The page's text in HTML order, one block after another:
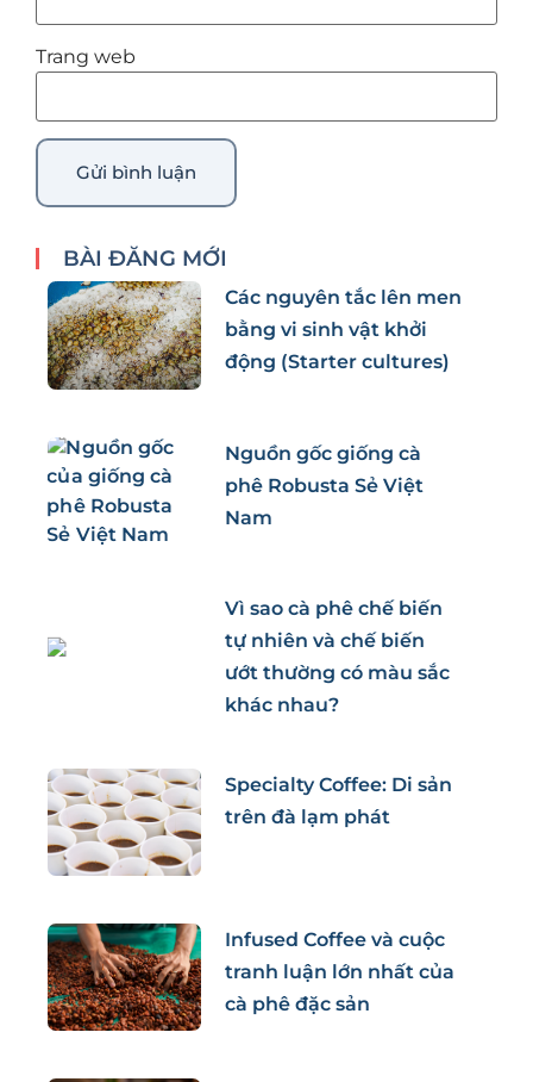
Trang web
BÀI ĐĂNG MỚI
Các nguyên tắc lên men
bằng vi sinh vật khởi
động (Starter cultures)
Nguồn gốc giống cà
phê Robusta Sẻ Việt
Nam
Vì sao cà phê chế biến
tự nhiên và chế biến
ướt thường có màu sắc
khác nhau?
Specialty Coffee: Di sản
trên đà lạm phát
Infused Coffee và cuộc
tranh luận lớn nhất của
cà phê đặc sản